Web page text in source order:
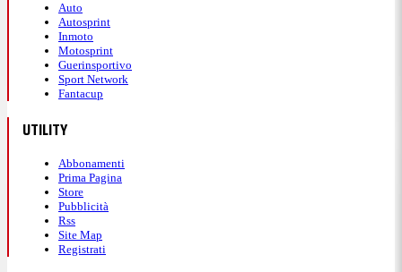
Auto
Autosprint
Inmoto
Motosprint
Guerinsportivo
Sport Network
Fantacup
UTILITY
Abbonamenti
Prima Pagina
Store
Pubblicità
Rss
Site Map
Registrati